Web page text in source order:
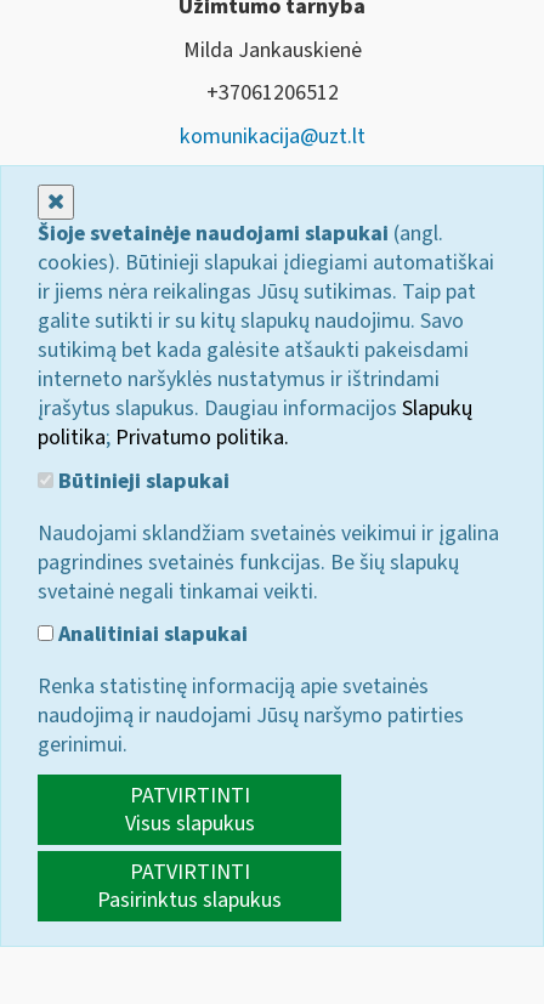
Užimtumo tarnyba
Milda Jankauskienė
+37061206512
komunikacija@uzt.lt
Šioje svetainėje naudojami slapukai (angl.
cookies). Būtinieji slapukai įdiegiami automatiškai
ir jiems nėra reikalingas Jūsų sutikimas. Taip pat
galite sutikti ir su kitų slapukų naudojimu. Savo
sutikimą bet kada galėsite atšaukti pakeisdami
interneto naršyklės nustatymus ir ištrindami
įrašytus slapukus. Daugiau informacijos Slapukų
politika; Privatumo politika.
Būtinieji slapukai
Naudojami sklandžiam svetainės veikimui ir įgalina
pagrindines svetainės funkcijas. Be šių slapukų
svetainė negali tinkamai veikti.
Analitiniai slapukai
Renka statistinę informaciją apie svetainės
naudojimą ir naudojami Jūsų naršymo patirties
gerinimui.
PATVIRTINTI
Visus slapukus
PATVIRTINTI
Pasirinktus slapukus